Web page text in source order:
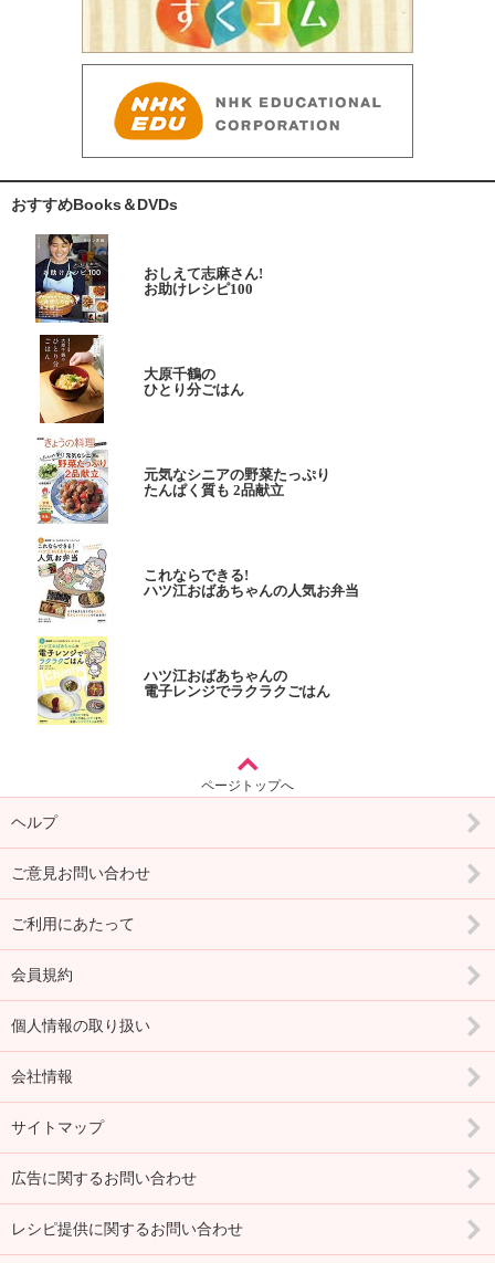
おすすめBooks＆DVDs
おしえて志麻さん!
お助けレシピ100
大原千鶴の
ひとり分ごはん
元気なシニアの野菜たっぷり
たんぱく質も 2品献立
これならできる!
ハツ江おばあちゃんの人気お弁当
ハツ江おばあちゃんの
電子レンジでラクラクごはん
ページトップへ
ヘルプ
ご意見お問い合わせ
ご利用にあたって
会員規約
個人情報の取り扱い
会社情報
サイトマップ
広告に関するお問い合わせ
レシピ提供に関するお問い合わせ